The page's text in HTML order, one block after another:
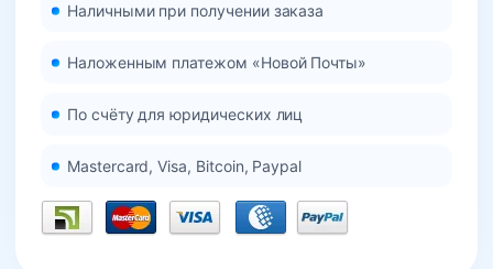
Наличными при получении заказа
Наложенным платежом «Новой Почты»
По счёту для юридических лиц
Mastercard, Visa, Bitcoin, Paypal